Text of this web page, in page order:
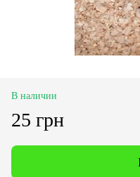
В наличии
25 грн